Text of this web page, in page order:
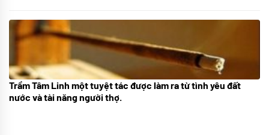
09/06/2024
Trầm Tâm Linh một tuyệt tác được làm ra từ tình yêu đất
nước và tài năng người thợ.